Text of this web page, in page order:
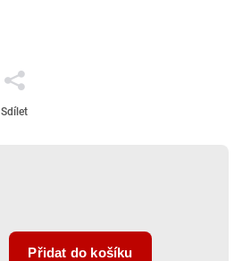
Přidat do košíku
Sdílet